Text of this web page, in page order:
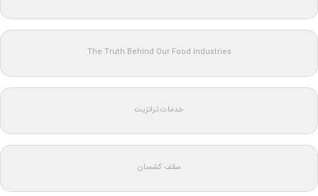
The Truth Behind Our Food Industries
خدمات ترانزیت
سقف کشسان